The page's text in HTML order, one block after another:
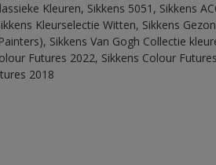
Kleuren, Sikkens 5051, Sikkens
Kleurselectie Witten, Sikkens
Sikkens Van Gogh Collectie
Futures 2022, Sikkens Colour
2018